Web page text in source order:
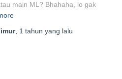
main ML? Bhahaha, lo gak
, 1 tahun yang lalu